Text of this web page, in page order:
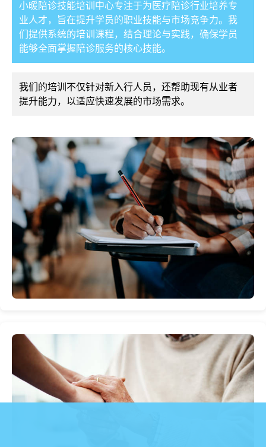
小暖陪诊技能培训中心专注于为医疗陪诊行业培养专
业人才，旨在提升学员的职业技能与市场竞争力。我
们提供系统的培训课程，结合理论与实践，确保学员
能够全面掌握陪诊服务的核心技能。
我们的培训不仅针对新入行人员，还帮助现有从业者
提升能力，以适应快速发展的市场需求。